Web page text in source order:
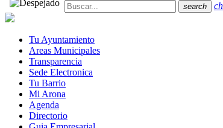
search
Tu Ayuntamiento
Areas Municipales
Transparencia
Sede Electronica
Tu Barrio
Mi Arona
Agenda
Directorio